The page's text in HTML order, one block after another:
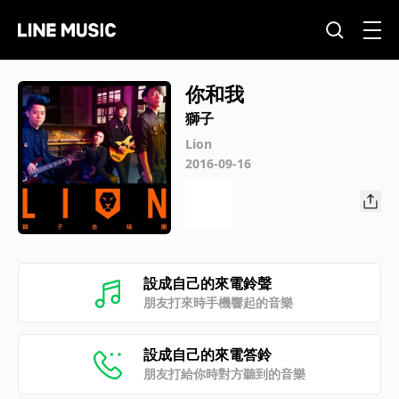
你和我
獅子
Lion
2016-09-16
設成自己的來電鈴聲
朋友打來時手機響起的音樂
設成自己的來電答鈴
朋友打給你時對方聽到的音樂